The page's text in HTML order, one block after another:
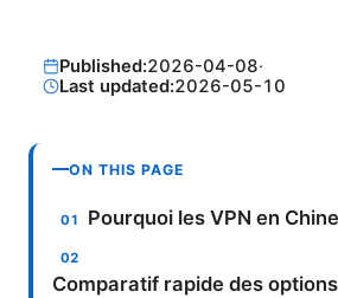
Published:2026-04-08·
Last updated:2026-05-10
ON THIS PAGE
Pourquoi les VPN en
Comparatif rapide des